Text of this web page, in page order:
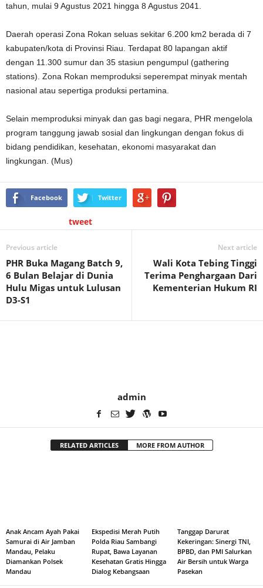
tahun, mulai 9 Agustus 2021 hingga 8 Agustus 2041.
Daerah operasi Zona Rokan seluas sekitar 6.200 km2 berada di 7
kabupaten/kota di Provinsi Riau. Terdapat 80 lapangan aktif
dengan 11.300 sumur dan 35 stasiun pengumpul (gathering
stations). Zona Rokan memproduksi seperempat minyak mentah
nasional atau sepertiga produksi pertamina.
Selain memproduksi minyak dan gas bagi negara, PHR mengelola
program tanggung jawab sosial dan lingkungan dengan fokus di
bidang pendidikan, kesehatan, ekonomi masyarakat dan
lingkungan. (Mus)
Facebook Twitter
tweet
Previous article
PHR Buka Magang Batch 9,
6 Bulan Belajar di Dunia
Hulu Migas untuk Lulusan
D3-S1
Next article
Wali Kota Tebing Tinggi
Terima Penghargaan Dari
Kementerian Hukum RI
admin
RELATED ARTICLES MORE FROM AUTHOR
Anak Ancam Ayah Pakai
Samurai di Air Jamban
Mandau, Pelaku
Diamankan Polsek
Mandau
Ekspedisi Merah Putih
Polda Riau Sambangi
Rupat, Bawa Layanan
Kesehatan Gratis Hingga
Dialog Kebangsaan
Tanggap Darurat
Kekeringan: Sinergi TNI,
BPBD, dan PMI Salurkan
Air Bersih untuk Warga
Pasekan